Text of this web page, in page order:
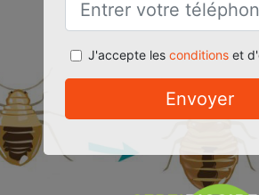
J'accepte les conditionset
Envoyer